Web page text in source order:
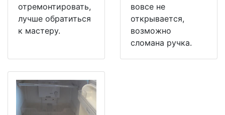
отремонтировать,
лучше обратиться
к мастеру.
вовсе не
открывается,
возможно
сломана ручка.